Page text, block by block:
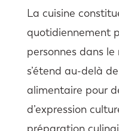
La cuisine
quotidiennement
personnes dans
s’étend au-delà
alimentaire pour
d’expression